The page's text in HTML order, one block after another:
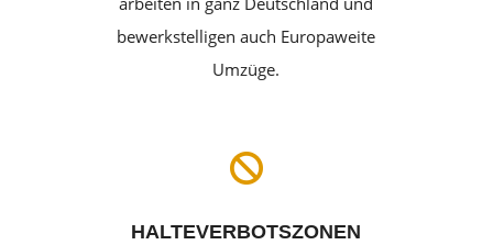
bewerkstelligen auch Europaweite
Umzüge.

HALTEVERBOTSZONEN